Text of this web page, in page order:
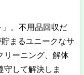
。不用品回収だ
まるユニークなサ
リーニング、解体
して解決しま